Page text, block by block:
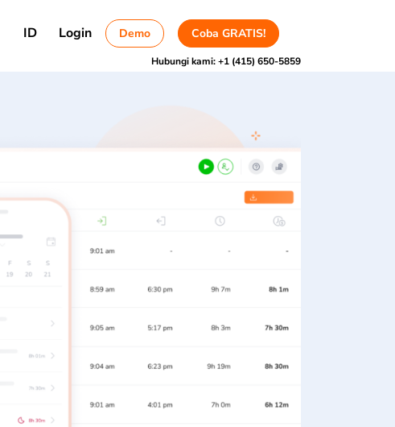
ID Login Demo Coba GRATIS!
Hubungi kami:+1 (415) 650-5859